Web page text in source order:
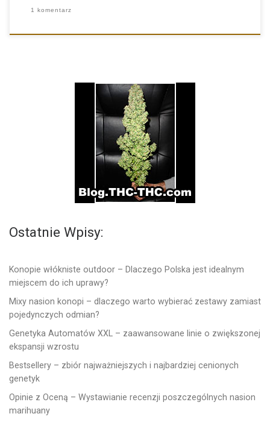
1 komentarz
Ostatnie Wpisy:
Konopie włókniste outdoor – Dlaczego Polska jest idealnym
miejscem do ich uprawy?
Mixy nasion konopi – dlaczego warto wybierać zestawy zamiast
pojedynczych odmian?
Genetyka Automatów XXL – zaawansowane linie o zwiększonej
ekspansji wzrostu
Bestsellery – zbiór najważniejszych i najbardziej cenionych
genetyk
Opinie z Oceną – Wystawianie recenzji poszczególnych nasion
marihuany